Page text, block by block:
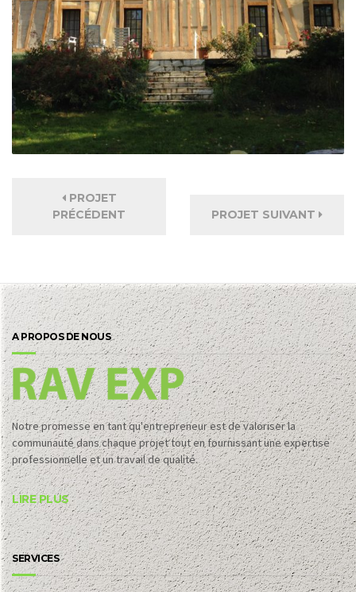
PROJET
PRÉCÉDENT
PROJET SUIVANT
A PROPOS DE NOUS
Notre promesse en tant qu'entrepreneur est de valoriser la
communauté dans chaque projet tout en fournissant une expertise
professionnelle et un travail de qualité.
LIRE PLUS
SERVICES